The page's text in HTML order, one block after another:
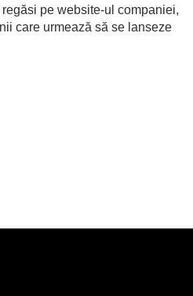
pe website-ul companiei,
care urmează să se lanseze